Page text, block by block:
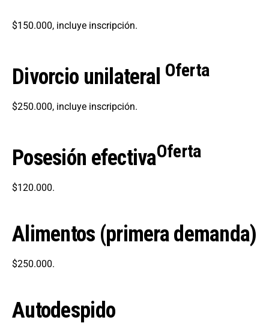
$150.000, incluye inscripción.
Divorcio unilateral Oferta
$250.000, incluye inscripción.
Posesión efectivaOferta
$120.000.
Alimentos (primera demanda)
$250.000.
Autodespido